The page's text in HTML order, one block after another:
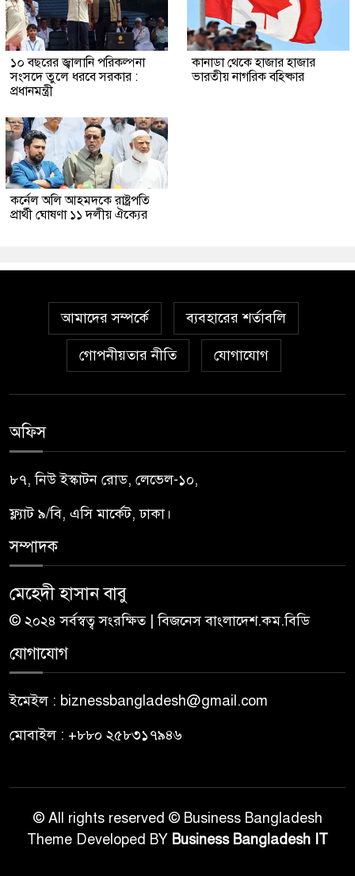
১০ বছরের জ্বালানি পরিকল্পনা
সংসদে তুলে ধরবে সরকার :
প্রধানমন্ত্রী
কানাডা থেকে হাজার হাজার
ভারতীয় নাগরিক বহিষ্কার
কর্নেল অলি আহমদকে রাষ্ট্রপতি
প্রার্থী ঘোষণা ১১ দলীয় ঐক্যের
আমাদের সম্পর্কে ব্যবহারের শর্তাবলি
গোপনীয়তার নীতি যোগাযোগ
অফিস
৮৭, নিউ ইস্কাটন রোড, লেভেল-১০,
ফ্ল্যাট ৯/বি, এসি মার্কেট, ঢাকা।
সম্পাদক
মেহেদী হাসান বাবু
© ২০২৪ সর্বস্বত্ব সংরক্ষিত | বিজনেস বাংলাদেশ.কম.বিডি
যোগাযোগ
ইমেইল : biznessbangladesh@gmail.com
মোবাইল : +৮৮০ ২৫৮৩১৭৯৪৬
© All rights reserved © Business Bangladesh
Theme Developed BY Business Bangladesh IT